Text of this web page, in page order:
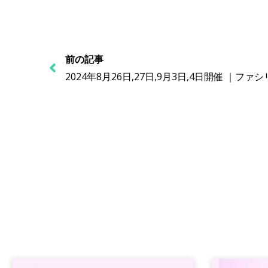
前の記事
2024年8月26日,27日,9月3日,4日開催 ｜ファ